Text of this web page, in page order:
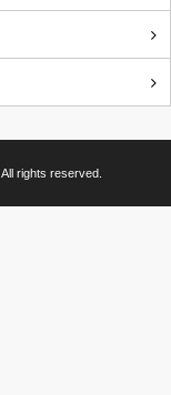
All rights reserved.